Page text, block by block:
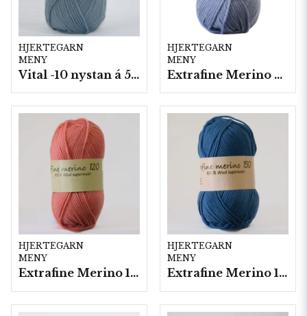
HJERTEGARN
MENY
Vital -10 nystan á 50g./fp.
HJERTEGARN
MENY
Extrafine Merino 90
HJERTEGARN
MENY
Extrafine Merino 120- 10 nystan a50g./fp.
HJERTEGARN
MENY
Extrafine Merino 150- 10 nystan a50g./fp.